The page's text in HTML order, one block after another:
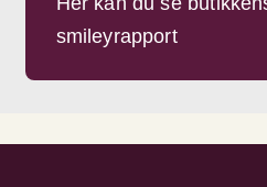
smileyrapport